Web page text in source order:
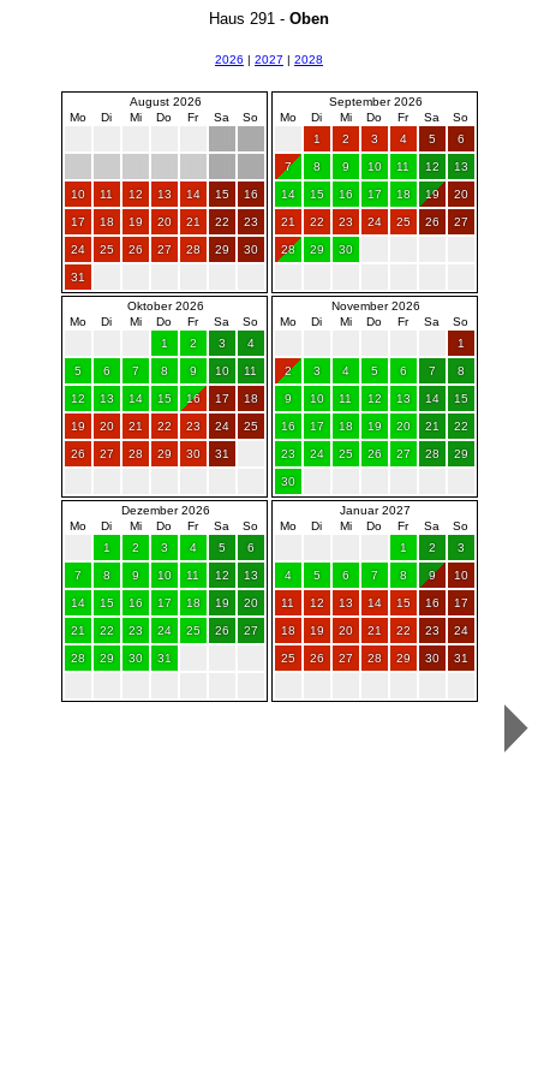
Haus 291 - Oben
2026 | 2027 | 2028
August 2026
Mo
Di Mi Do Fr Sa So
10 11 12 13 14 15 16
17 18 19 20 21 22 23
24 25 26 27 28 29 30
31
September 2026
Mo
Di Mi Do Fr Sa
So
1
2 3 4 5 6
7 8 9 10 11 12 13
14 15 16 17 18 19 20
21 22 23 24 25 26 27
28 29 30
Oktober 2026
Mo
Di Mi Do Fr Sa
So
1
2 3 4
5 6 7 8 9 10 11
12 13 14 15 16 17 18
19 20 21 22 23 24 25
26 27 28 29 30 31
November 2026
Mo
Di Mi Do Fr Sa
So
1
2 3 4 5 6 7 8
9 10 11 12 13 14 15
16 17 18 19 20 21 22
23 24 25 26 27 28 29
30
Dezember 2026
Mo
Di Mi Do Fr Sa
So
1
2 3 4 5 6
7 8 9 10 11 12 13
14 15 16 17 18 19 20
21 22 23 24 25 26 27
28 29 30 31
Januar 2027
Mo
Di Mi Do Fr Sa
So
1
2 3
4 5 6 7 8 9 10
11 12 13 14 15 16 17
18 19 20 21 22 23 24
25 26 27 28 29 30 31